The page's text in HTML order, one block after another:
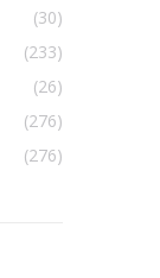
(30)
(233)
(26)
(276)
(276)